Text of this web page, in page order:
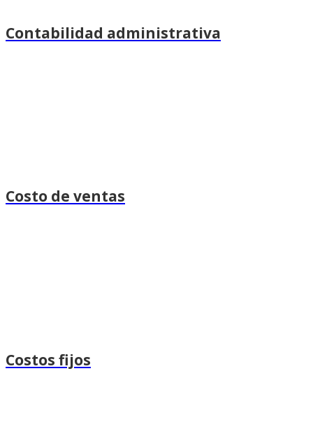
Contabilidad administrativa
Costo de ventas
Costos fijos